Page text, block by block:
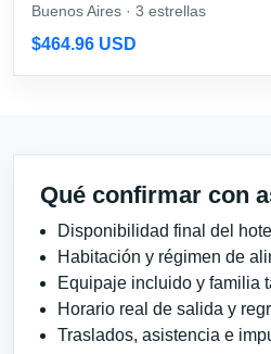
Buenos Aires · 3 estrellas
$464.96 USD
Qué confirmar con
Disponibilidad final del hotel
Habitación y régimen de
Equipaje incluido y familia
Horario real de salida y
Traslados, asistencia e